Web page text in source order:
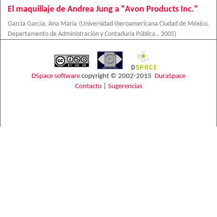
El maquillaje de Andrea Jung a "Avon Products Inc."
García García, Ana María (Universidad Iberoamericana Ciudad de México.
Departamento de Administración y Contaduría Pública., 2005)
DSpace software copyright © 2002-2015 DuraSpace
Contacto| Sugerencias